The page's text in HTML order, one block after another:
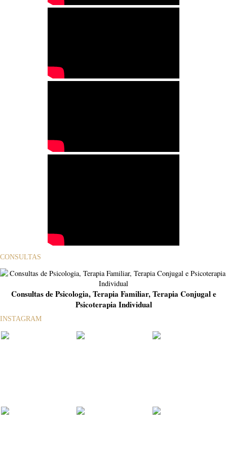
CONSULTAS
Consultas de Psicologia, Terapia Familiar, Terapia Conjugal e
Psicoterapia Individual
INSTAGRAM